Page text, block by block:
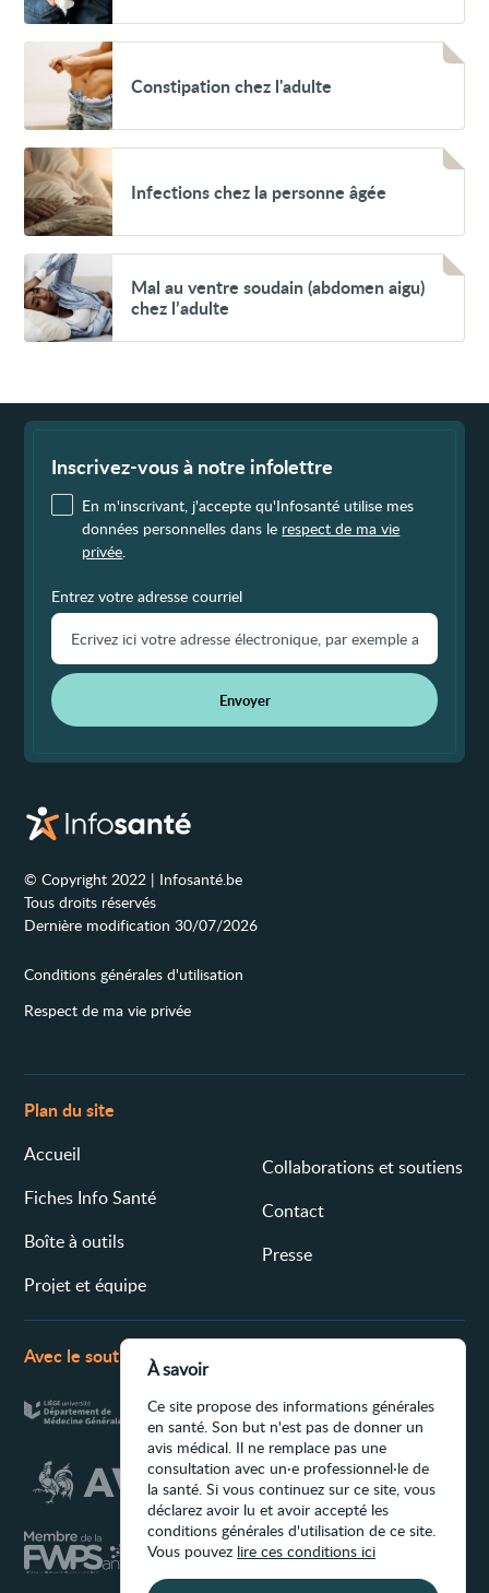
Constipation
l'adulte
Constipation chez l'adulte
Voir
Infections
chez
la
personne
Infections chez la personne âgée
Voir
Mal
au
ventre
soudain
l’adulte
Mal au ventre soudain (abdomen aigu)
chez l’adulte
Inscrivez-vous à notre infolettre
En m'inscrivant, j'accepte qu'Infosanté utilise mes
données personnelles dans le respect de ma vie
privée
Entrez votre adresse courriel
Envoyer
© Copyright 2022 | Infosanté.be
Tous droits réservés
Dernière modification 30/07/2026
Conditions générales d'utilisation
Respect de ma vie privée
Plan du site
Accueil
Fiches Info Santé
Boîte à outils
Projet et équipe
Collaborations et soutiens
Contact
Presse
Avec le soutien de
À savoir
Ce site propose des informations générales
en santé. Son but n'est pas de donner un
avis médical. Il ne remplace pas une
consultation avec un·e professionnel·le de
la santé. Si vous continuez sur ce site, vous
déclarez avoir lu et avoir accepté les
conditions générales d'utilisation de ce site.
Vous pouvez lire ces conditions ici